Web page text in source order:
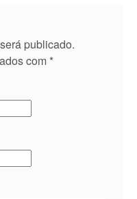
publicado.
com *